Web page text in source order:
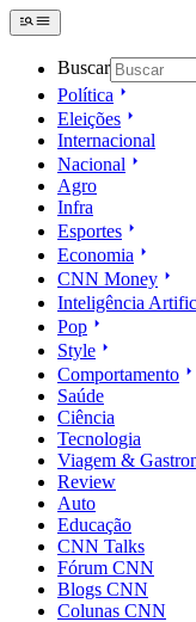
Buscar
Política
Eleições
Internacional
Nacional
Agro
Infra
Esportes
Economia
CNN Money
Inteligência
Pop
Style
Comportamento
Saúde
Ciência
Tecnologia
Viagem &
Review
Auto
Educação
CNN Talks
Fórum CNN
Blogs CNN
Colunas CNN